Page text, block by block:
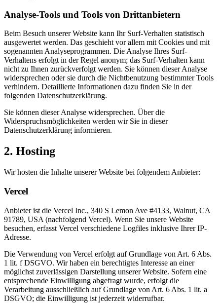
Analyse-Tools und Tools von Drittanbietern
Beim Besuch unserer Website kann Ihr Surf-Verhalten statistisch
ausgewertet werden. Das geschieht vor allem mit Cookies und mit
sogenannten Analyseprogrammen. Die Analyse Ihres Surf-
Verhaltens erfolgt in der Regel anonym; das Surf-Verhalten kann
nicht zu Ihnen zurückverfolgt werden. Sie können dieser Analyse
widersprechen oder sie durch die Nichtbenutzung bestimmter Tools
verhindern. Detaillierte Informationen dazu finden Sie in der
folgenden Datenschutzerklärung.
Sie können dieser Analyse widersprechen. Über die
Widerspruchsmöglichkeiten werden wir Sie in dieser
Datenschutzerklärung informieren.
2. Hosting
Wir hosten die Inhalte unserer Website bei folgendem Anbieter:
Vercel
Anbieter ist die Vercel Inc., 340 S Lemon Ave #4133, Walnut, CA
91789, USA (nachfolgend Vercel). Wenn Sie unsere Website
besuchen, erfasst Vercel verschiedene Logfiles inklusive Ihrer IP-
Adresse.
Die Verwendung von Vercel erfolgt auf Grundlage von Art. 6 Abs.
1 lit. f DSGVO. Wir haben ein berechtigtes Interesse an einer
möglichst zuverlässigen Darstellung unserer Website. Sofern eine
entsprechende Einwilligung abgefragt wurde, erfolgt die
Verarbeitung ausschließlich auf Grundlage von Art. 6 Abs. 1 lit. a
DSGVO; die Einwilligung ist jederzeit widerrufbar.